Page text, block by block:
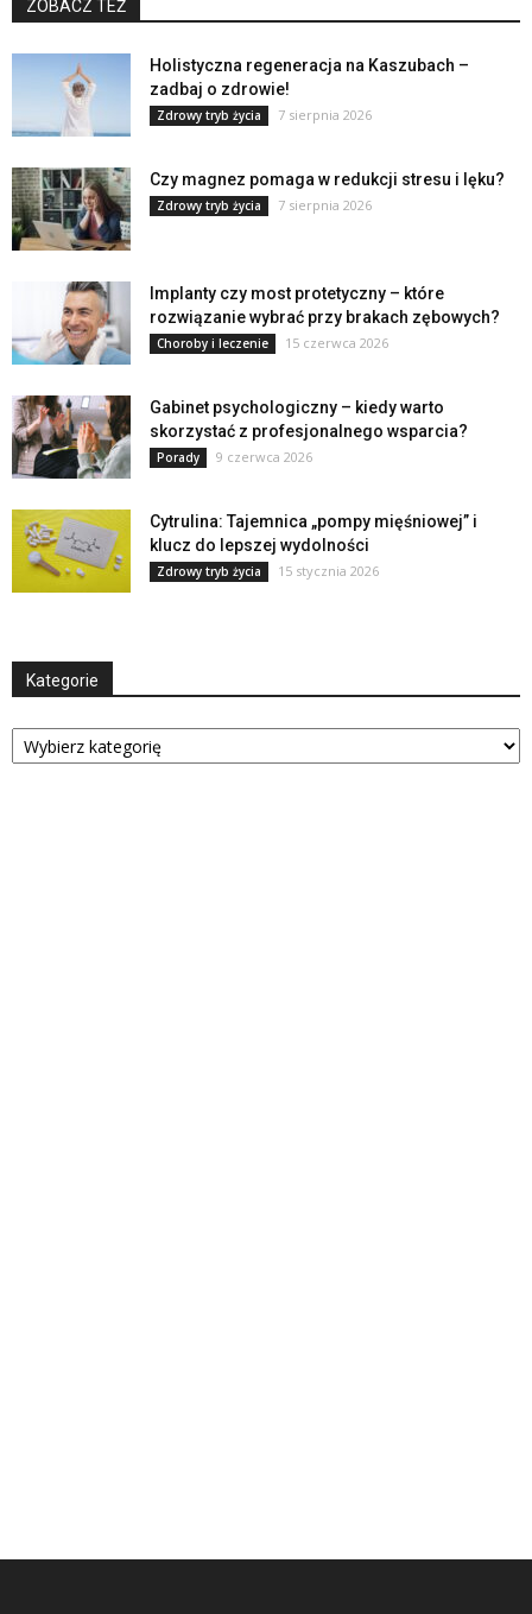
ZOBACZ TEŻ
Holistyczna regeneracja na Kaszubach –
zadbaj o zdrowie!
Zdrowy tryb życia 7 sierpnia 2026
Czy magnez pomaga w redukcji stresu i lęku?
Zdrowy tryb życia 7 sierpnia 2026
Implanty czy most protetyczny – które
rozwiązanie wybrać przy brakach zębowych?
Choroby i leczenie 15 czerwca 2026
Gabinet psychologiczny – kiedy warto
skorzystać z profesjonalnego wsparcia?
Porady 9 czerwca 2026
Cytrulina: Tajemnica „pompy mięśniowej” i
klucz do lepszej wydolności
Zdrowy tryb życia 15 stycznia 2026
Kategorie
Kategorie